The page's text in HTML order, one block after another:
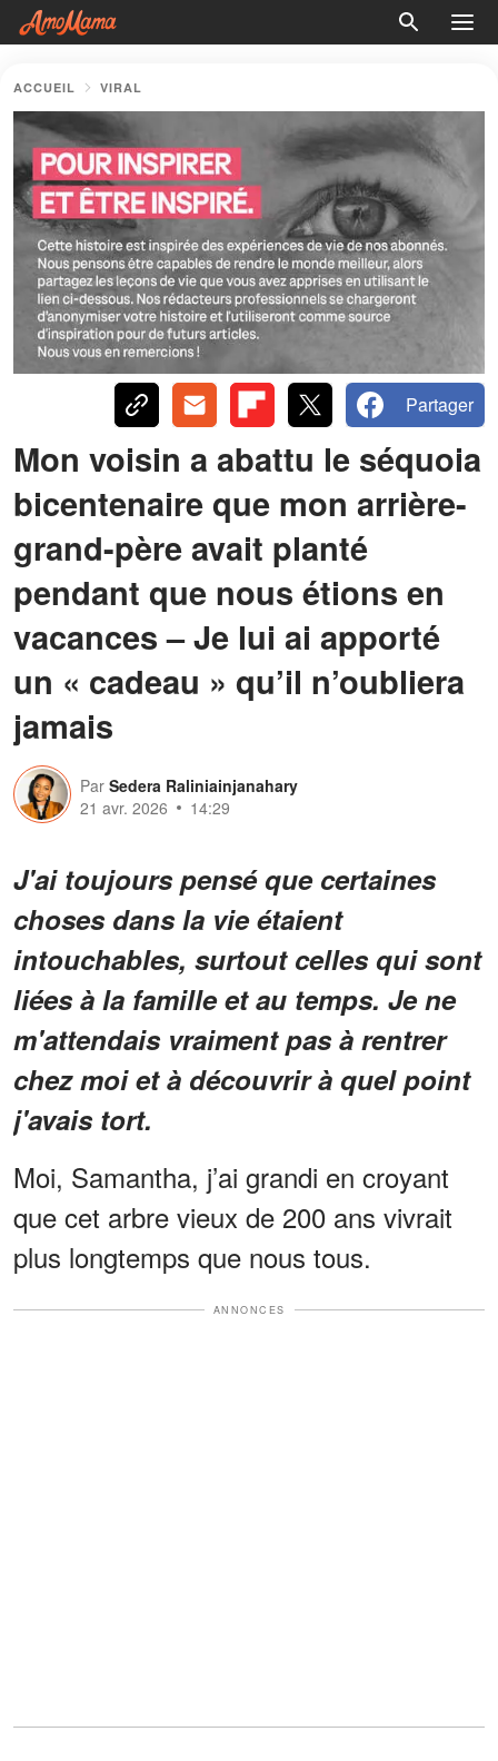
ACCUEIL VIRAL
Partager
Mon voisin a abattu le séquoia
bicentenaire que mon arrière-
grand-père avait planté
pendant que nous étions en
vacances – Je lui ai apporté
un « cadeau » qu’il n’oubliera
jamais
Par Sedera Raliniainjanahary
21 avr. 2026
14:29
J'ai toujours pensé que certaines
choses dans la vie étaient
intouchables, surtout celles qui sont
liées à la famille et au temps. Je ne
m'attendais vraiment pas à rentrer
chez moi et à découvrir à quel point
j'avais tort.
Moi, Samantha, j’ai grandi en croyant
que cet arbre vieux de 200 ans vivrait
plus longtemps que nous tous.
ANNONCES